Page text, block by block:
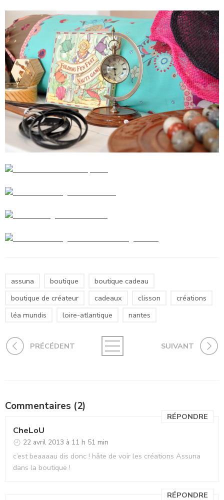
assuna boutique
boutique cadeau
boutique de créateur
cadeaux clisson
créations
léa mundis
loire-atlantique nantes
PRÉCÉDENT SUIVANT
Commentaires (2)
CheLoU
22 avril 2013 à 11 h 51 min
RÉPONDRE
c’est beaaaau dis donc ! hâte de voir les créations Assuna
dans la boutique !
RÉPONDRE